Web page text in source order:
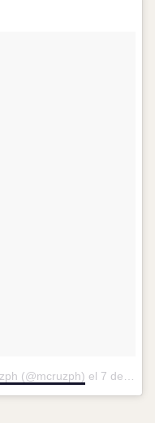
(@mcruzph) el 7 de Mar de 2017 a la(s) 12:48 PST